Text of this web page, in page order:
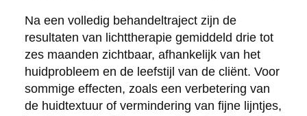
Na een volledig behandeltraject zijn de
resultaten van lichttherapie gemiddeld drie tot
zes maanden zichtbaar, afhankelijk van het
huidprobleem en de leefstijl van de cliënt. Voor
sommige effecten, zoals een verbetering van
de huidtextuur of vermindering van fijne lijntjes,